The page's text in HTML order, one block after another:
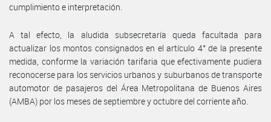
cumplimiento e interpretación.
A tal efecto, la aludida subsecretaría queda facultada para
actualizar los montos consignados en el artículo 4° de la presente
medida, conforme la variación tarifaria que efectivamente pudiera
reconocerse para los servicios urbanos y suburbanos de transporte
automotor de pasajeros del Área Metropolitana de Buenos Aires
(AMBA) por los meses de septiembre y octubre del corriente año.